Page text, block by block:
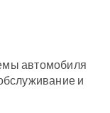
автомобиля
и